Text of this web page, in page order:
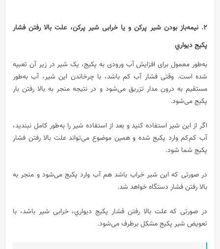
2. نیمه‌باز بودن شیر پرکن و یا خرابی شیر پرکن، علت بالا رفتن فشار
پکيج ديواري
به‌طور معمول برای افزایش آب ورودی به پکیج، یک شیر در زیر آن تعبیه
شده است. وقتی فشار آب کم باشد، با چرخاندن این شیر، آب به‌طور
مستقیم به درون مدار تزریق می‌شود و در نتیجه منجر به بالا رفتن بار
پکیج می‌شود.
اگر از این شیر استفاده کنید و بعد از استفاده شیر را به‌طور کامل نبندید،
آب کم‌کم وارد پکیج شده و همین موضوع می‌تواند علت بالا رفتن فشار
پکیج شما شود.
در صورتی که این شیر خراب باشد هم آب وارد پکیج می‌شود و منجر به
بالا رفتن فشار دستگاه خواهد شد.
در صورتی که علت بالا رفتن فشار پکيج ديواري، خرابی شیر باشد، با
تعویض شیر پکیج مشکل برطرف می‌شود.